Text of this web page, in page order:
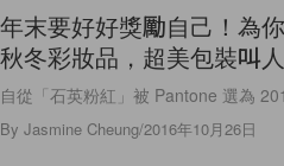
年末要好好獎勵自己！為
秋冬彩妝品，超美包裝叫
自從「石英粉紅」被 Pantone 選為
By Jasmine Cheung/2016年10月26日